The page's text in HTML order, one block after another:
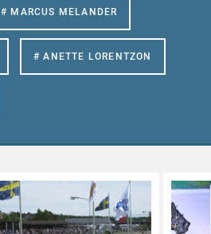
# MARCUS MELANDER
# ANETTE LORENTZON